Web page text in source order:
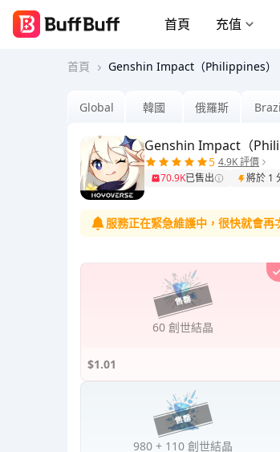
首頁 充值
首頁 Genshin Impact（Philippines）
Global 韓國 俄羅斯
Genshin Impact（
5 4.9K 評價
70.9K已售出 將於 1
服務正在緊急維護中，很快就會再
60 創世結晶
$1.01
980 + 110 創世結晶